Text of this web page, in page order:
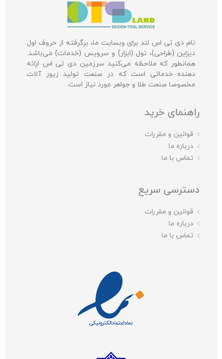
نام دی تی اس لند برای وبسایت ما، برگرفته از حروف اول
دیزاین (طراحی)، تول (ابزار) و سرویس (خدمات) می‌باشد.
همانطور که ملاحظه می‌کنید سرزمین دی تی اس ارائه
دهنده خدماتی است که در صنعت تولید زیور آلات
مخصوصا صنعت طلا و جواهر مورد نیاز است.
راهنمای خرید
قوانین و مقررات
درباره ما
تماس با ما
دسترسی سریع
قوانین و مقررات
درباره ما
تماس با ما